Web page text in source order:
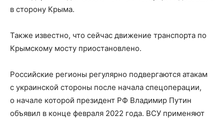
в сторону Крыма.
Также известно, что сейчас движение транспорта по
Крымскому мосту приостановлено.
Российские регионы регулярно подвергаются атакам
с украинской стороны после начала спецоперации,
о начале которой президент РФ Владимир Путин
объявил в конце февраля 2022 года. ВСУ применяют